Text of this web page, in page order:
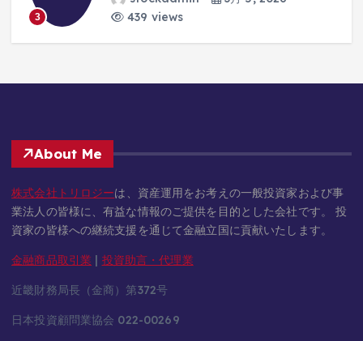
3
439 views
About Me
株式会社トリロジーは、資産運用をお考えの一般投資家および事
業法人の皆様に、有益な情報のご提供を目的とした会社です。 投
資家の皆様への継続支援を通じて金融立国に貢献いたします。
金融商品取引業 | 投資助言・代理業
近畿財務局長（金商）第372号
日本投資顧問業協会 022-00269